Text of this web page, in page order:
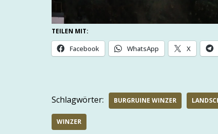
TEILEN MIT:
Facebook WhatsApp X
Schlagwörter: BURGRUINE WINZER
WINZER